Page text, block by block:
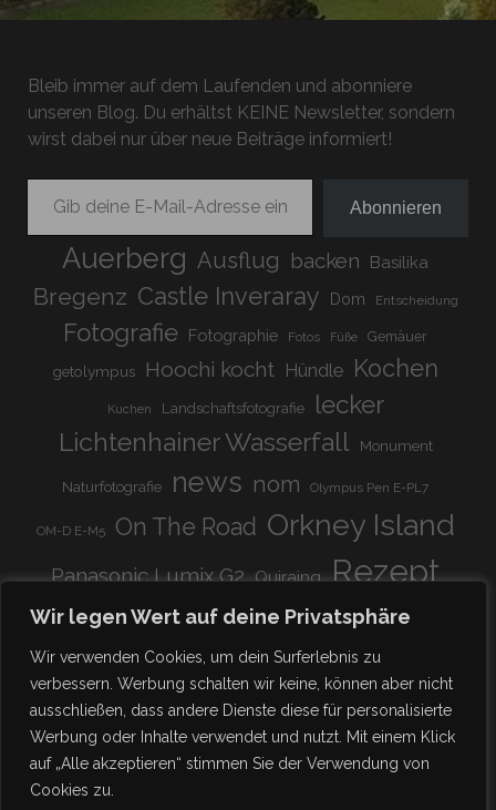
Wir legen Wert auf deine Privatsphäre
Wir verwenden Cookies, um dein Surferlebnis zu
verbessern. Werbung schalten wir keine, können aber nicht
ausschließen, dass andere Dienste diese für personalisierte
Werbung oder Inhalte verwendet und nutzt. Mit einem Klick
auf „Alle akzeptieren“ stimmen Sie der Verwendung von
Cookies zu.
BUS
#10
Bleib immer auf dem Laufenden und abonniere
unseren Blog. Du erhältst KEINE Newsletter, sondern
wirst dabei nur über neue Beiträge informiert!
Gib deine E-Mail-Adresse ein ...
Abonnieren
Auerberg Ausflug backen Basilika
Bregenz Castle Inveraray Dom Entscheidung
Fotografie Fotographie Fotos Füße Gemäuer
getolympus Hoochi kocht Hündle Kochen
Kuchen Landschaftsfotografie lecker
Lichtenhainer Wasserfall Monument
Naturfotografie news nom Olympus Pen E-PL7
OM-D E-M5 On The Road Orkney Island
Panasonic Lumix G2 Quiraing Rezept
Rundreise schnell & einfach Scotland
Stadion super lecker Systemkamera
vegetarisch Viadukt weitnau woooohoooo!!!!
zu Hause ♥